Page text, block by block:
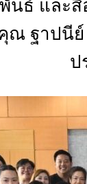
ธ์ และสื่
ฐาปนีย์
ป